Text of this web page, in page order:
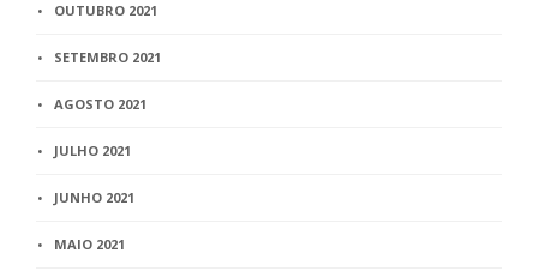
OUTUBRO 2021
SETEMBRO 2021
AGOSTO 2021
JULHO 2021
JUNHO 2021
MAIO 2021